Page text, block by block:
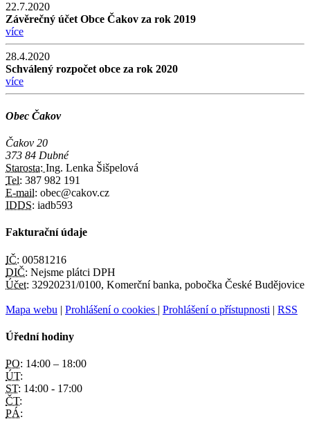
22.7.2020
Závěrečný účet Obce Čakov za rok 2019
více
28.4.2020
Schválený rozpočet obce za rok 2020
více
Obec Čakov
Čakov 20
373 84 Dubné
Starosta: Ing. Lenka Šišpelová
Tel: 387 982 191
E-mail: obec@cakov.cz
IDDS: iadb593
Fakturační údaje
IČ: 00581216
DIČ: Nejsme plátci DPH
Účet: 32920231/0100, Komerční banka, pobočka České Budějovice
Mapa webu | Prohlášení o cookies | Prohlášení o přístupnosti | RSS
Úřední hodiny
PO: 14:00 – 18:00
ÚT:
ST: 14:00 - 17:00
ČT:
PÁ: